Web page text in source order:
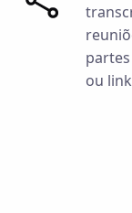
ou